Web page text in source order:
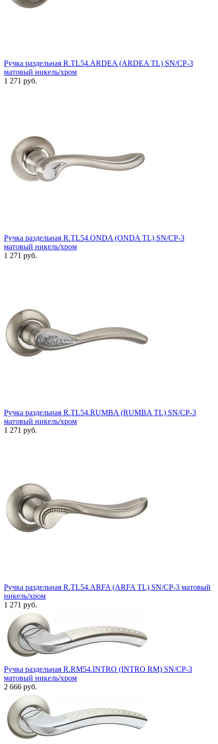
Ручка раздельная R.TL54.ARDEA (ARDEA TL) SN/CP-3
матовый никель/хром
1 271 руб.
Ручка раздельная R.TL54.ONDA (ONDA TL) SN/CP-3
матовый никель/хром
1 271 руб.
Ручка раздельная R.TL54.RUMBA (RUMBA TL) SN/CP-3
матовый никель/хром
1 271 руб.
Ручка раздельная R.TL54.ARFA (ARFA TL) SN/CP-3 матовый
никель/хром
1 271 руб.
Ручка раздельная R.RM54.INTRO (INTRO RM) SN/CP-3
матовый никель/хром
2 666 руб.